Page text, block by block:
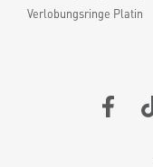
Verlobungsringe Platin